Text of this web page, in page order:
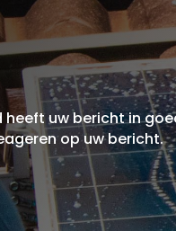
heeft uw bericht in
op uw bericht.